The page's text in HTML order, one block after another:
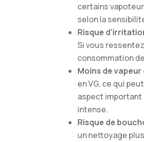
certains
selon la
Risque
Si vous
consommation
Moins de vapeur
en VG, ce qui
aspect
intense.
Risque de
un nettoyage